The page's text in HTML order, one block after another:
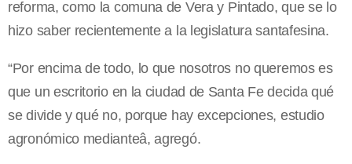
reforma, como la comuna de Vera y Pintado, que se lo
hizo saber recientemente a la legislatura santafesina.
“Por encima de todo, lo que nosotros no queremos es
que un escritorio en la ciudad de Santa Fe decida qué
se divide y qué no, porque hay excepciones, estudio
agronómico medianteâ, agregó.